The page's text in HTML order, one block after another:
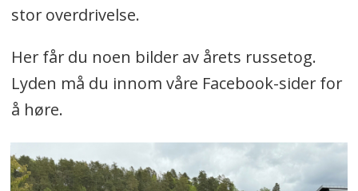
stor overdrivelse.
Her får du noen bilder av årets russetog.
Lyden må du innom våre Facebook-sider for
å høre.